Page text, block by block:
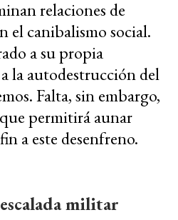
relaciones de
el canibalismo social.
a su propia
la autodestrucción del
Falta, sin embargo,
permitirá aunar
a este desenfreno.
militar